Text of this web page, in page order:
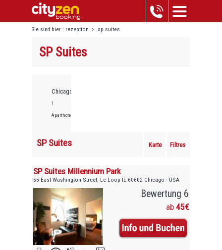
Sie sind hier : rezeption > sp suites
SP Suites
Chicago,
1
Aparthotels
SP Suites Karte Filtres
SP Suites Millennium Park
55 East Washington Street, Le Loop IL 60602 Chicago - USA
Bewertung 6
ab 45€